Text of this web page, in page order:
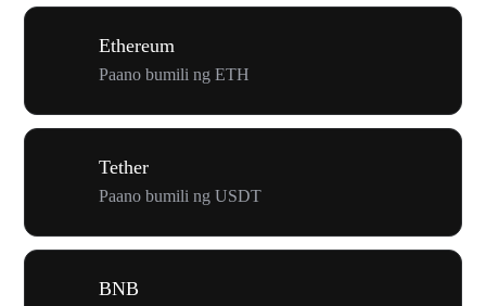
Ethereum
Paano bumili ng ETH
Tether
Paano bumili ng USDT
BNB